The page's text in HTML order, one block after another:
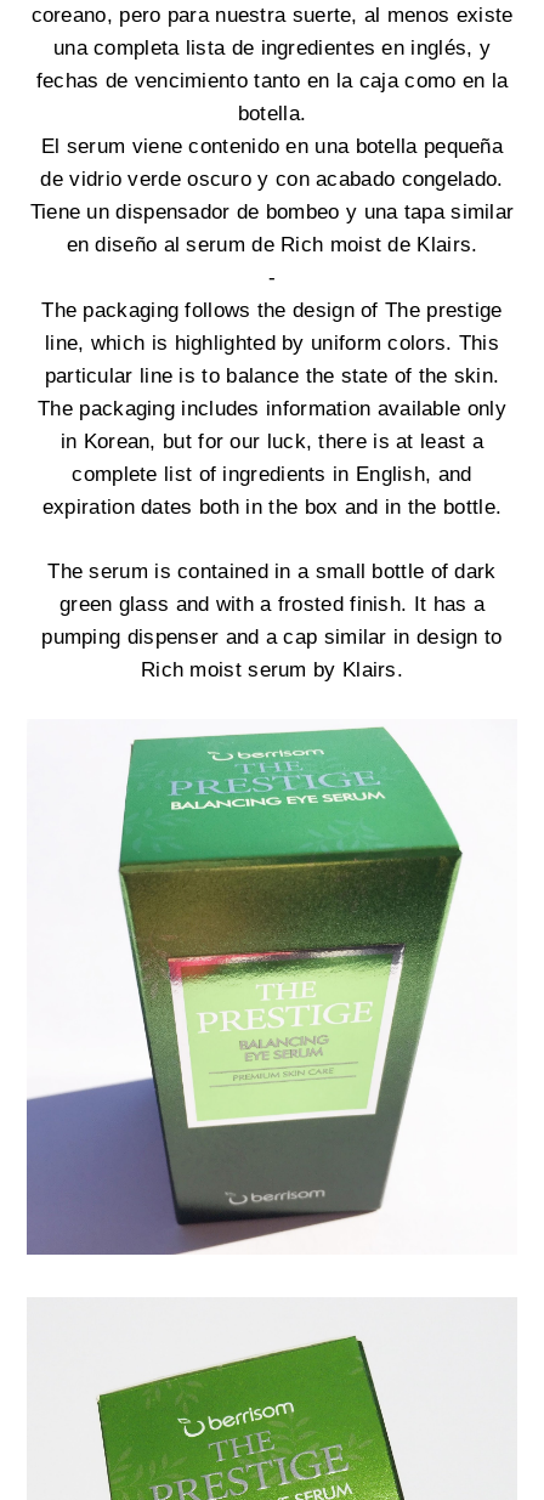
coreano, pero para nuestra suerte, al menos existe
una completa lista de ingredientes en inglés, y
fechas de vencimiento tanto en la caja como en la
botella.
El serum viene contenido en una botella pequeña
de vidrio verde oscuro y con acabado congelado.
Tiene un dispensador de bombeo y una tapa similar
en diseño al serum de Rich moist de Klairs.
-
The packaging follows the design of The prestige
line, which is highlighted by uniform colors. This
particular line is to balance the state of the skin.
The packaging includes information available only
in Korean, but for our luck, there is at least a
complete list of ingredients in English, and
expiration dates both in the box and in the bottle.
The serum is contained in a small bottle of dark
green glass and with a frosted finish. It has a
pumping dispenser and a cap similar in design to
Rich moist serum by Klairs.